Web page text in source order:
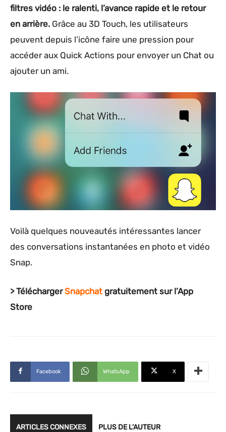
filtres vidéo : le ralenti, l’avance rapide et le retour
en arrière. Grâce au 3D Touch, les utilisateurs
peuvent depuis l’icône faire une pression pour
accéder aux Quick Actions pour envoyer un Chat ou
ajouter un ami.
Voilà quelques nouveautés intéressantes lancer
des conversations instantanées en photo et vidéo
Snap.
> TéléchargerSnapchat gratuitement sur l’App
Store
Facebook WhatsApp X
ARTICLES CONNEXES PLUS DE L'AUTEUR